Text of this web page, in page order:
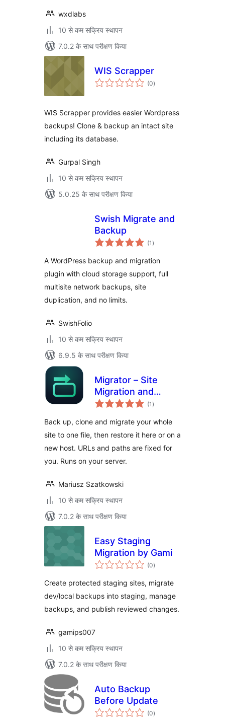
wxdlabs
10 से कम सक्रिय स्थापन
7.0.2 के साथ परीक्षण किया
WIS Scrapper
(0कुल
दर)
WIS Scrapper provides easier Wordpress
backups! Clone & backup an intact site
including its database.
Gurpal Singh
10 से कम सक्रिय स्थापन
5.0.25 के साथ परीक्षण किया
Swish Migrate and
Backup
(1 कुल
दर)
A WordPress backup and migration
plugin with cloud storage support, full
multisite network backups, site
duplication, and no limits.
SwishFolio
10 से कम सक्रिय स्थापन
6.9.5 के साथ परीक्षण किया
Migrator – Site
Migration and
Backup
(1 कुल
दर)
Back up, clone and migrate your whole
site to one file, then restore it here or on a
new host. URLs and paths are fixed for
you. Runs on your server.
Mariusz Szatkowski
10 से कम सक्रिय स्थापन
7.0.2 के साथ परीक्षण किया
Easy Staging
Migration by Gami
(0कुल
दर)
Create protected staging sites, migrate
dev/local backups into staging, manage
backups, and publish reviewed changes.
gamips007
10 से कम सक्रिय स्थापन
7.0.2 के साथ परीक्षण किया
Auto Backup
Before Update
(0कुल
दर)